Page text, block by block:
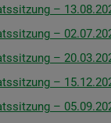
–
–
–
–
–